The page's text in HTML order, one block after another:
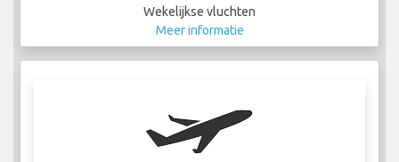
Wekelijkse vluchten
Meer informatie